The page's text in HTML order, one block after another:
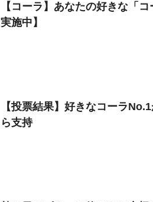
【コーラ】あなたの好きな「
実施中】
【投票結果】好きなコーラ
ら支持